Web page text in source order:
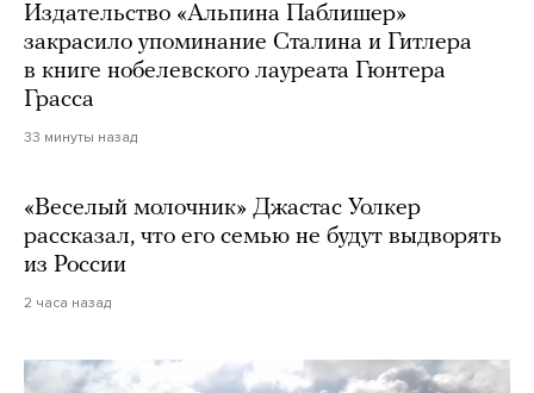
Издательство «Альпина Паблишер»
закрасило упоминание Сталина и Гитлера
в книге нобелевского лауреата Гюнтера
Грасса
33 минуты назад
«Веселый молочник» Джастас Уолкер
рассказал, что его семью не будут выдворять
из России
2 часа назад